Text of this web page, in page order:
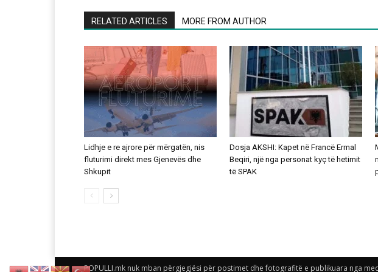
RELATED ARTICLES MORE FROM AUTHOR
Lidhje e re ajrore për mërgatën, nis
fluturimi direkt mes Gjenevës dhe
Shkupit
Dosja AKSHI: Kapet në Francë Ermal
Beqiri, një nga personat kyç të hetimit
të SPAK
POPULLI.mk nuk mban përgjegjësi për postimet dhe fotografitë e publikuara nga